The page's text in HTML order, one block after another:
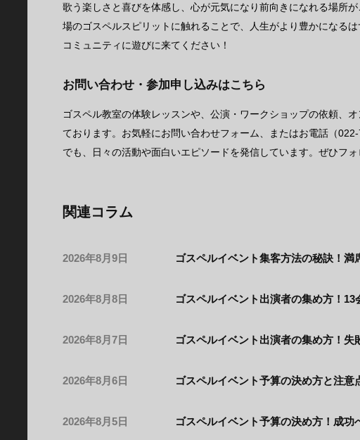
歌う楽しさと喜びを体感し、心が元気になり前向きになれる場所
場のゴスペルスピリットに触れることで、人生がより豊かになる
コミュニティに遊びに来てください！
お問い合わせ・参加申し込みはこちら
ゴスペル教室の体験レッスンや、公演・ワークショップの依頼、
ております。お気軽にお問い合わせフォーム、またはお電話（
でも、日々の活動や面白いエピソードを発信しています。ぜひフ
関連コラム
2026年8月9日 ゴスペルイベント集客方法の秘訣！
2026年8月8日 ゴスペルイベント出演者の集め方！
2026年8月7日 ゴスペルイベント出演者の集め方！
2026年8月6日 ゴスペルイベント予算の決め方と注
2026年8月5日 ゴスペルイベント予算の決め方！成功